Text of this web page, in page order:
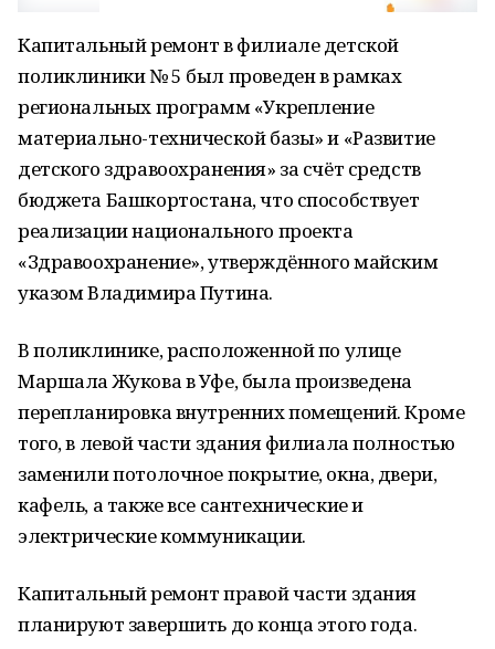
Капитальный ремонт в филиале детской
поликлиники № 5 был проведен в рамках
региональных программ «Укрепление
материально-технической базы» и «Развитие
детского здравоохранения» за счёт средств
бюджета Башкортостана, что способствует
реализации национального проекта
«Здравоохранение», утверждённого майским
указом Владимира Путина.
В поликлинике, расположенной по улице
Маршала Жукова в Уфе, была произведена
перепланировка внутренних помещений. Кроме
того, в левой части здания филиала полностью
заменили потолочное покрытие, окна, двери,
кафель, а также все сантехнические и
электрические коммуникации.
Капитальный ремонт правой части здания
планируют завершить до конца этого года.